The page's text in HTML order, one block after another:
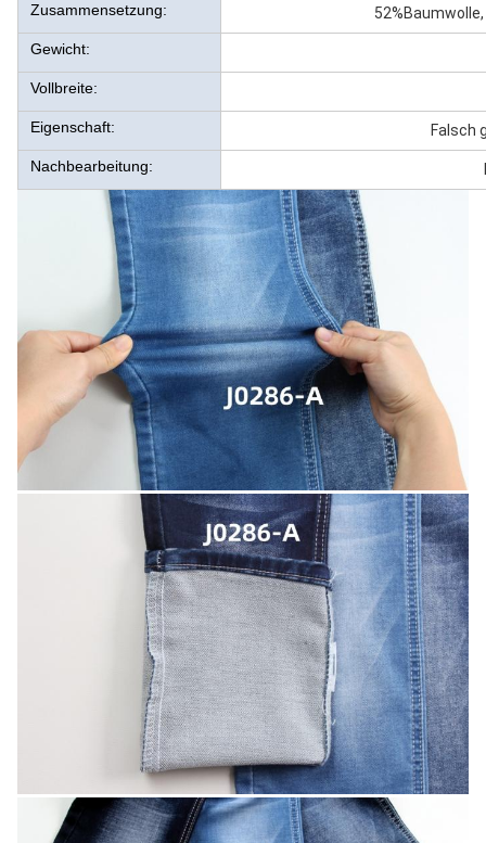
Zusammensetzung:
Gewicht:
Vollbreite:
Eigenschaft: Falsch
Nachbearbeitung: